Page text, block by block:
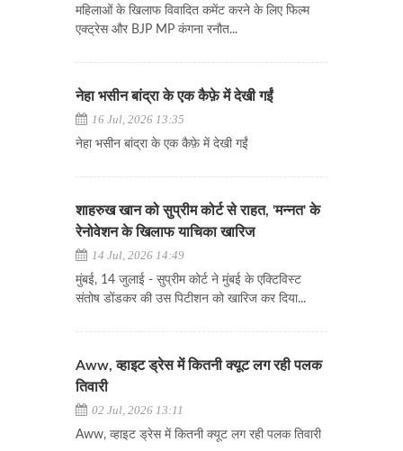
महिलाओं के खिलाफ विवादित कमेंट करने के लिए फिल्म
एक्ट्रेस और BJP MP कंगना रनौत...
नेहा भसीन बांद्रा के एक कैफ़े में देखी गईं
16 Jul, 2026 13:35
नेहा भसीन बांद्रा के एक कैफ़े में देखी गईं
शाहरुख खान को सुप्रीम कोर्ट से राहत, 'मन्नत' के
रेनोवेशन के खिलाफ याचिका खारिज
14 Jul, 2026 14:49
मुंबई, 14 जुलाई - सुप्रीम कोर्ट ने मुंबई के एक्टिविस्ट
संतोष डोंडकर की उस पिटीशन को खारिज कर दिया...
Aww, व्हाइट ड्रेस में कितनी क्यूट लग रही पलक
तिवारी
02 Jul, 2026 13:11
Aww, व्हाइट ड्रेस में कितनी क्यूट लग रही पलक तिवारी